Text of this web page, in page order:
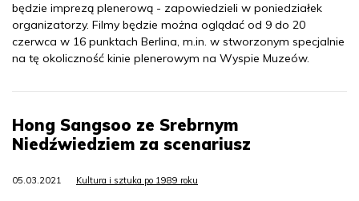
będzie imprezą plenerową - zapowiedzieli w poniedziałek
organizatorzy. Filmy będzie można oglądać od 9 do 20
czerwca w 16 punktach Berlina, m.in. w stworzonym specjalnie
na tę okoliczność kinie plenerowym na Wyspie Muzeów.
Hong Sangsoo ze Srebrnym
Niedźwiedziem za scenariusz
05.03.2021 Kultura i sztuka po 1989 roku